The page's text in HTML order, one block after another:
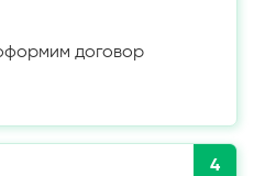
договор
4